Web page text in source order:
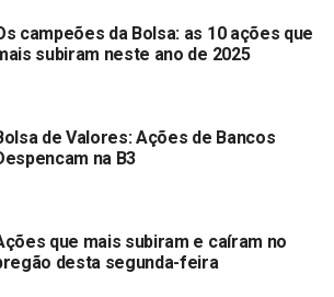
Geral Extraordinária (AGE),
março.
da Coluna
BPAC11 BPAN4
campeões da Bolsa: as 10 ações que
subiram neste ano de 2025
de Valores: Ações de Bancos
na B3
que mais subiram e caíram no
desta segunda-feira